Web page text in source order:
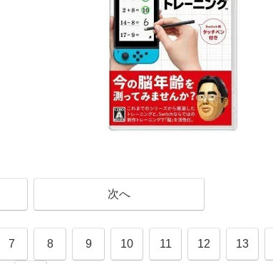
次へ
7 8 9 10 11 12 13